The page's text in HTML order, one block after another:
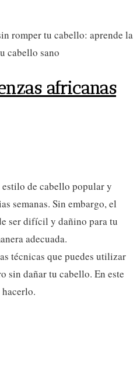
romper tu cabello: aprende la
cabello sano
africanas
de cabello popular y
semanas. Sin embargo, el
ser difícil y dañino para tu
adecuada.
técnicas que puedes utilizar
sin dañar tu cabello. En este